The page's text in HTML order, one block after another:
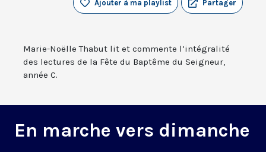
Partager
Ajouter à ma playlist
Marie-Noëlle Thabut lit et commente l’intégralité
des lectures de la Fête du Baptême du Seigneur,
année C.
En marche vers dimanche